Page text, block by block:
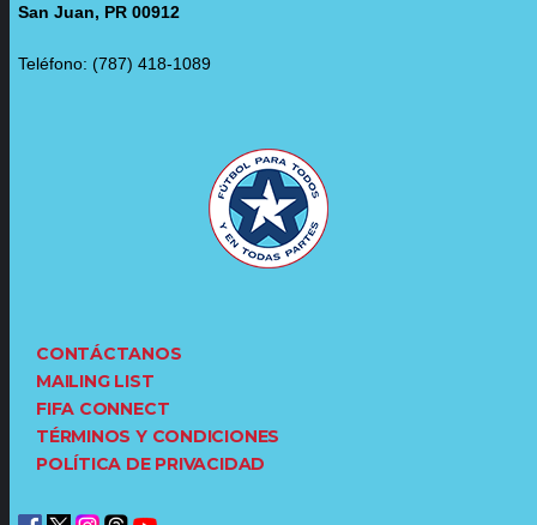
San Juan, PR 00912
Teléfono: (787) 418-1089
CONTÁCTANOS
MAILING LIST
FIFA CONNECT
TÉRMINOS Y CONDICIONES
POLÍTICA DE PRIVACIDAD